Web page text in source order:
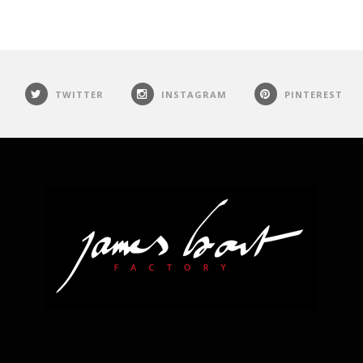
TWITTER INSTAGRAM PINTEREST